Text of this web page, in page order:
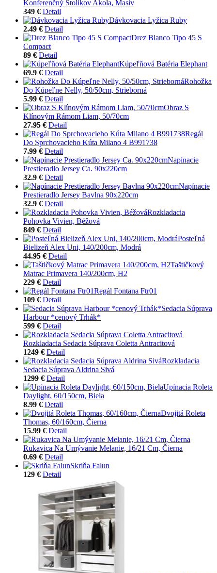
Konferenčný Stolíkov Akola, Masív
349 € Detail
Dávkovacia Lyžica Ruby
2.49 € Detail
Drez Blanco Tipo 45 S
Compact
89 € Detail
Kúpeľňová Batéria Elephant
69.9 € Detail
Rohožka
Do Kúpeľne Nelly, 50/50cm, Strieborná
5.99 € Detail
Obraz S
Klínovým Rámom Liam, 50/70cm
27.95 € Detail
Regál
Do Sprchovacieho Kúta Milano 4 B991738
7.99 € Detail
Napínacie
Prestieradlo Jersey Ca. 90x220cm
32.9 € Detail
Napínacie
Prestieradlo Jersey Bavlna 90x220cm
32.9 € Detail
Rozkladacia
Pohovka Vivien, Béžová
849 € Detail
Posteľná
Bielizeň Alex Uni, 140/200cm, Modrá
44.95 € Detail
Taštičkový
Matrac Primavera 140/200cm, H2
229 € Detail
Regál Fontana Ftr01
109 € Detail
Sedacia Súprava
Harbour *cenový Trhák*
599 € Detail
Rozkladacia Sedacia Súprava Coletta Antracitová
1249 € Detail
Rozkladacia
Sedacia Súprava Aldrina Sivá
1299 € Detail
Upínacia Roleta
Daylight, 60/150cm, Biela
8.99 € Detail
Dvojitá Roleta
Thomas, 60/160cm, Čierna
15.99 € Detail
Rukavica Na Umývanie Melanie, 16/21 Cm, Čierna
0.69 € Detail
Skriňa Falun
129 € Detail